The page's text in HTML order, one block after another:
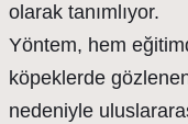
olarak tanımlıyor.
Yöntem, hem
köpeklerde
nedeniyle